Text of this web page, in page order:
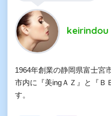
keirindou
1964年創業の静岡県富士宮
市内に『美ingＡＺ』と『Ｂ
す。